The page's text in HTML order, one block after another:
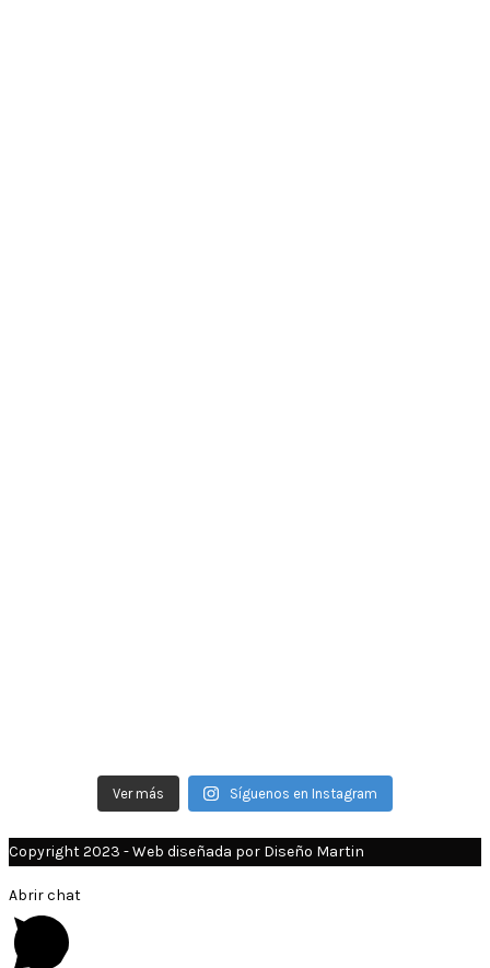
Ver más Síguenos en Instagram
Copyright 2023 - Web diseñada por Diseño Martin
Abrir chat